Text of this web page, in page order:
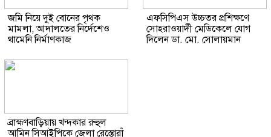
জমি নিয়ে দুই বোনের পৃথক
মামলা, আদালতের নির্দেশেও
থামেনি নির্মাণকাজ
এফসিপিএস উচ্চতর প্রশিক্ষণে
সোহরাওয়ার্দী মেডিকেলে যোগ
দিলেন ডা. মো. সোলায়মান
ব্রাহ্মণবাড়িয়ায় খন্দকার রুহুল
আমিন সিআইপিকে জেলা রেস্তোরাঁ